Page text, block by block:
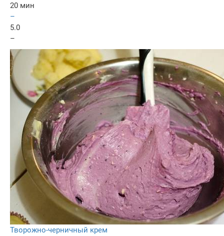
20 мин
–
5.0
–
Творожно-черничный крем